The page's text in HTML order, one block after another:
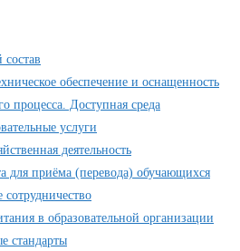
состав
обеспечение и оснащенность
процесса. Доступная среда
услуги
деятельность
для приёма (перевода) обучающихся
в образовательной организации
стандарты